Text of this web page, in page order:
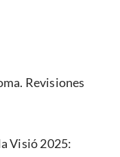
Revisiones
Visió 2025: